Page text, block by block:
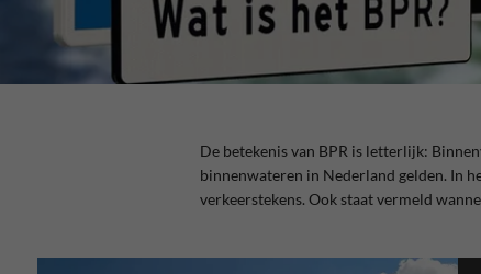
De betekenis van BPR is letterlijk:
binnenwateren in Nederland gelden. In
verkeerstekens. Ook staat vermeld